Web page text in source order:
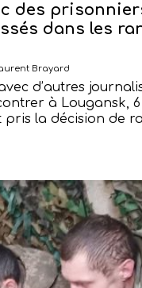
des
dans les
Brayard
d’autres
à Lougansk,
la décision de